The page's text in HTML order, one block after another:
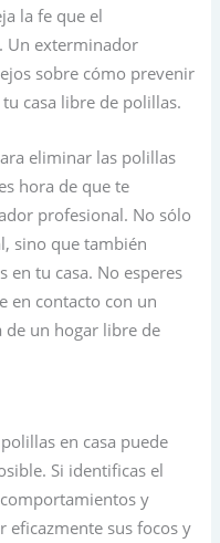
la fe que el
Un exterminador
sobre cómo prevenir
casa libre de polillas.
eliminar las polillas
hora de que te
profesional. No sólo
sino que también
en tu casa. No esperes
en contacto con un
un hogar libre de
en casa puede
Si identificas el
y
sus focos y